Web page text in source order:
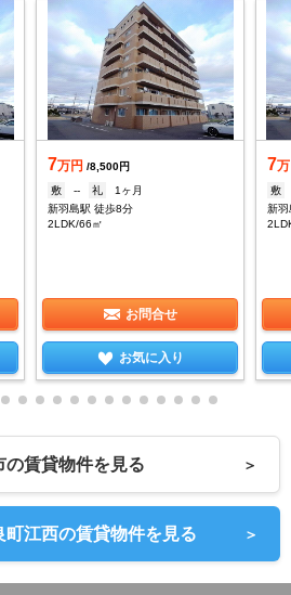
7万円 /8,500円
敷
-- 礼
1ヶ月
新羽島駅 徒歩8分
2LDK/66㎡
お問合せ
お気に入り
7
敷
新羽
の賃貸物件を見る ＞
町江西の賃貸物件を見る ＞